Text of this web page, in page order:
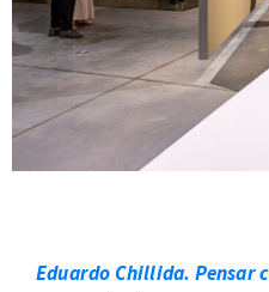
Eduardo Chillida. Pensar